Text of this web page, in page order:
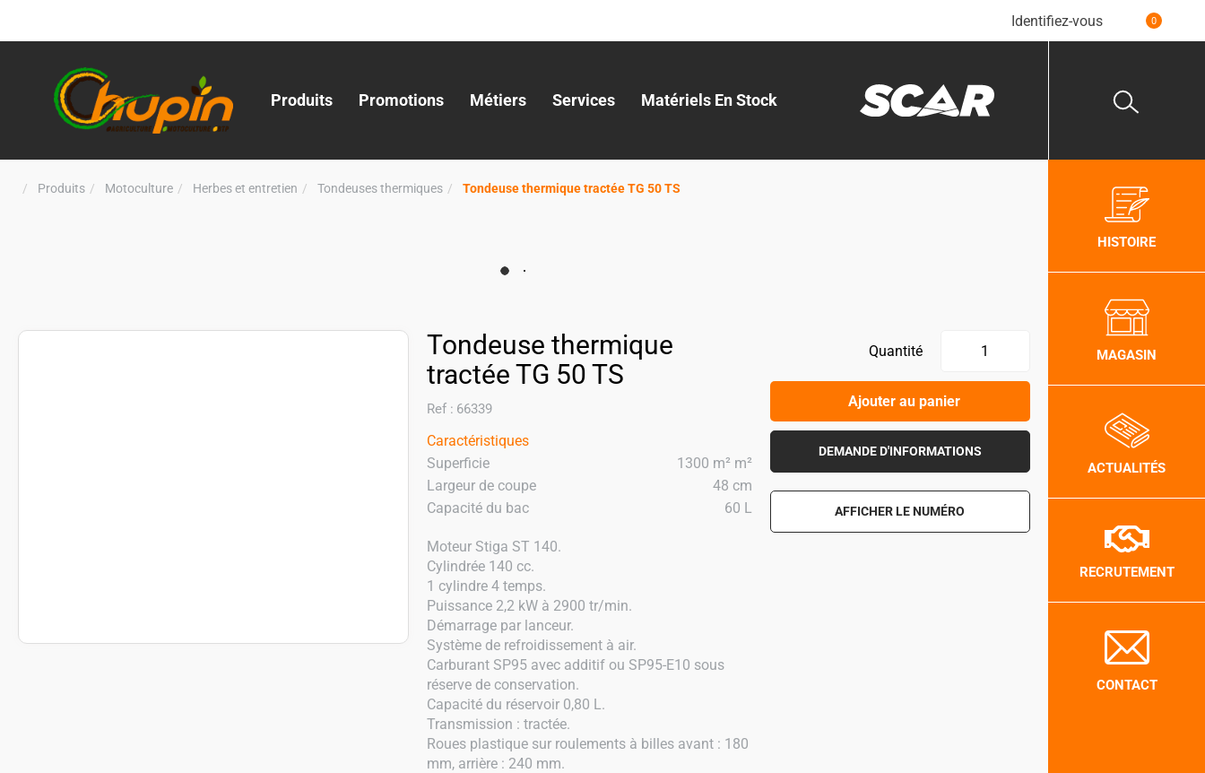
Identifiez-vous 0
Produits Promotions Métiers Services Matériels En Stock
Produits Motoculture Herbes et entretien Tondeuses thermiques Tondeuse thermique tractée TG 50 TS
Tondeuse thermique
tractée TG 50 TS
Ref : 66339
Caractéristiques
Superficie
1300 m²m²
Largeur de coupe
48 cm
Capacité du bac
60 L
Moteur Stiga ST 140.
Cylindrée 140 cc.
1 cylindre 4 temps.
Puissance 2,2 kW à 2900 tr/min.
Démarrage par lanceur.
Système de refroidissement à air.
Carburant SP95 avec additif ou SP95-E10 sous
réserve de conservation.
Capacité du réservoir 0,80 L.
Transmission : tractée.
Roues plastique sur roulements à billes avant : 180
mm, arrière : 240 mm.
Quantité
Ajouter au panier
DEMANDE D'INFORMATIONS
AFFICHER LE NUMÉRO
HISTOIRE
MAGASIN
ACTUALITÉS
RECRUTEMENT
CONTACT